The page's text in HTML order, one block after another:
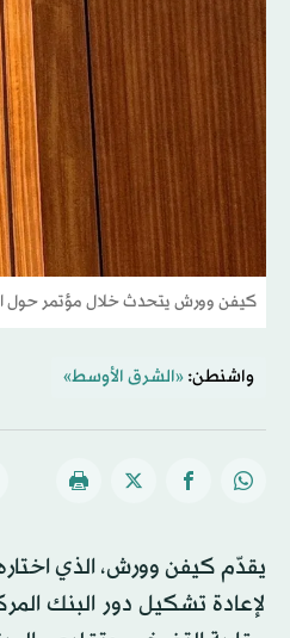
كيفن وورش يتحدث خلال مؤتمر حول
واشنطن: «الشرق الأوسط»
يقدّم كيفن وورش، الذي
لإعادة تشكيل دور البنك